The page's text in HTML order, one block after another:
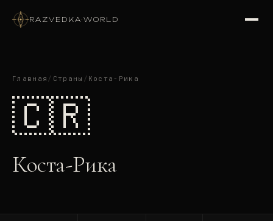
RAZVEDKA·WORLD
Главная / Страны / Коста-Рика
🇨🇷
Коста-Рика